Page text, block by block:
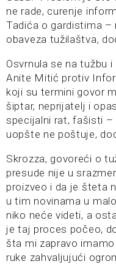
ne rade, curenje
Tadića o gardistima –
obaveza tužilaštva,
Osvrnula se na tužbu
Anite Mitić protiv
koji su termini govor
šiptar, neprijatelj i
specijalni rat, fašisti –
uopšte ne poštuje,
Skrozza, govoreći o
presude nije u
proizveo i da je šteta
u tim novinama u
niko neće videti, a
je taj proces počeo,
šta mi zapravo
ruke zahvaljujući